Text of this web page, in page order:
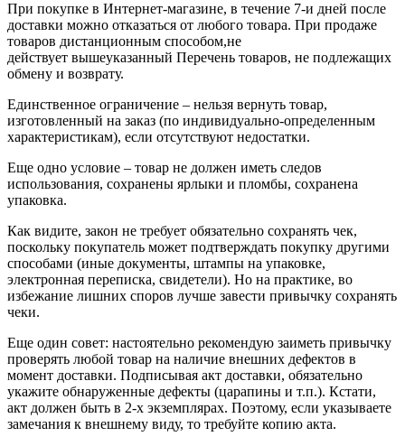
При покупке в Интернет-магазине, в течение 7-и дней после
доставки можно отказаться от любого товара. При продаже
товаров дистанционным способом,не
действует вышеуказанный Перечень товаров, не подлежащих
обмену и возврату.
Единственное ограничение – нельзя вернуть товар,
изготовленный на заказ (по индивидуально-определенным
характеристикам), если отсутствуют недостатки.
Еще одно условие – товар не должен иметь следов
использования, сохранены ярлыки и пломбы, сохранена
упаковка.
Как видите, закон не требует обязательно сохранять чек,
поскольку покупатель может подтверждать покупку другими
способами (иные документы, штампы на упаковке,
электронная переписка, свидетели). Но на практике, во
избежание лишних споров лучше завести привычку сохранять
чеки.
Еще один совет: настоятельно рекомендую заиметь привычку
проверять любой товар на наличие внешних дефектов в
момент доставки. Подписывая акт доставки, обязательно
укажите обнаруженные дефекты (царапины и т.п.). Кстати,
акт должен быть в 2-х экземплярах. Поэтому, если указываете
замечания к внешнему виду, то требуйте копию акта.